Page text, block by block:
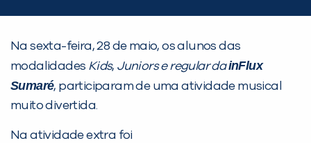
Na sexta-feira, 28 de maio, os alunos das
modalidades Kids, Juniorse regular dainFlux
Sumaré, participaram de uma atividade musical
muito divertida.
Na atividade extra foi
PEÇA UMA DEMONSTRAÇÃO DE MÉTODO